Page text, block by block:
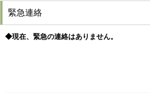
緊急連絡
◆現在、緊急の連絡はありません。